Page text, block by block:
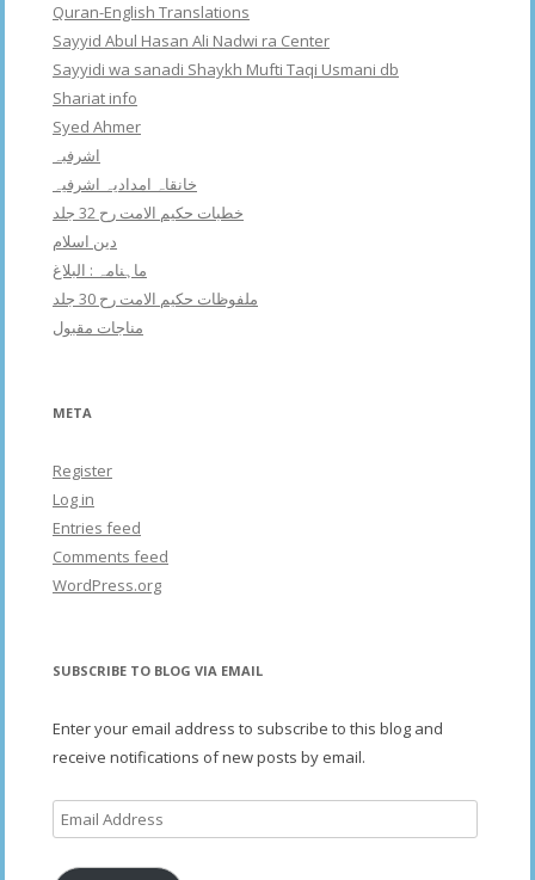
Quran-English Translations
Sayyid Abul Hasan Ali Nadwi ra Center
Sayyidi wa sanadi Shaykh Mufti Taqi Usmani db
Shariat info
Syed Ahmer
اشرفبہ
خانقاہ امدادیہ اشرفیہ
خطبات حکیم الامت رح 32 جلد
دین اسلام
ماہنامہ : البلاغ
ملفوظات حکیم الامت رح 30 جلد
مناجات مقبول
META
Register
Log in
Entries feed
Comments feed
WordPress.org
SUBSCRIBE TO BLOG VIA EMAIL
Enter your email address to subscribe to this blog and
receive notifications of new posts by email.
Email
Address